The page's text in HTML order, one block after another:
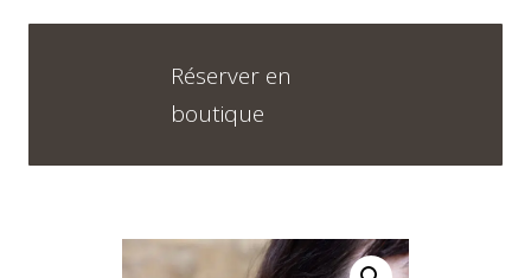
DU LUNDI AU VENDREDI
Neuchâtel :+41 32 724 71 24
Chaux-de-Fonds :
+41 32 968 13 28
Réserver en
boutique